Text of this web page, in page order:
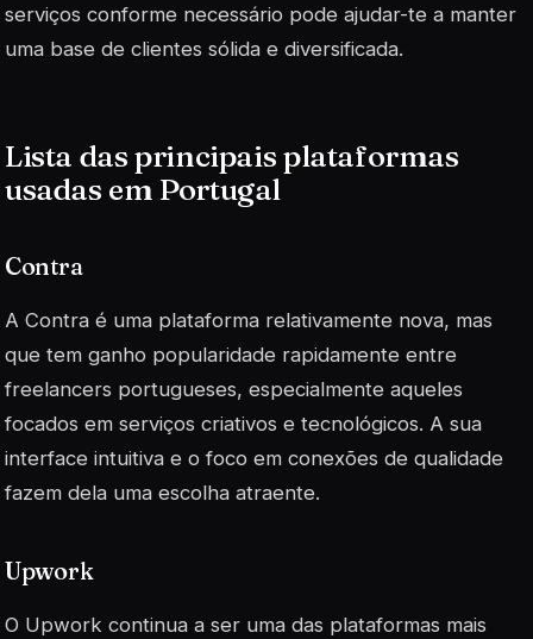
serviços conforme necessário pode ajudar-te a manter
uma base de clientes sólida e diversificada.
Lista das principais plataformas
usadas em Portugal
Contra
A Contra é uma plataforma relativamente nova, mas
que tem ganho popularidade rapidamente entre
freelancers portugueses, especialmente aqueles
focados em serviços criativos e tecnológicos. A sua
interface intuitiva e o foco em conexões de qualidade
fazem dela uma escolha atraente.
Upwork
O Upwork continua a ser uma das plataformas mais